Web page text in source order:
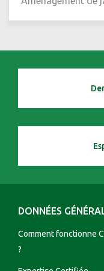
DONNÉES
Comment fonctionne
?